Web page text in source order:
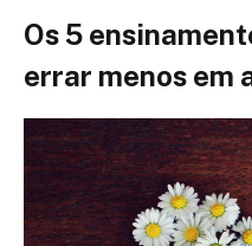
Os 5
errar menos em